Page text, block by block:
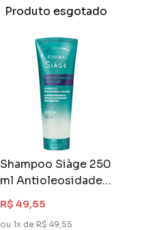
Produto esgotado
Shampoo Siàge 250
ml Antioleosidade
Micelar
R$ 49,55
ou 1x de R$ 49,55